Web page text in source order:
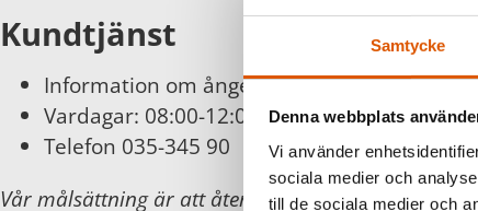
Samtycke
Denna webbplats
Vi använder
sociala medier och
till de sociala medier och
Kundtjänst
Information om ångerätt och byten finns
Vardagar: 08:00-12:00
Telefon 035-345 90
Vår målsättning är att återkomma inom 24